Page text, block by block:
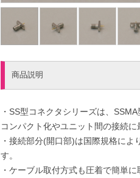
商品説明
・SS型コネクタシリーズは、
コンパクト化やユニット間の接続に
・接続部分(開口部)は国際規格に
す。
・ケーブル取付方式も圧着で簡単